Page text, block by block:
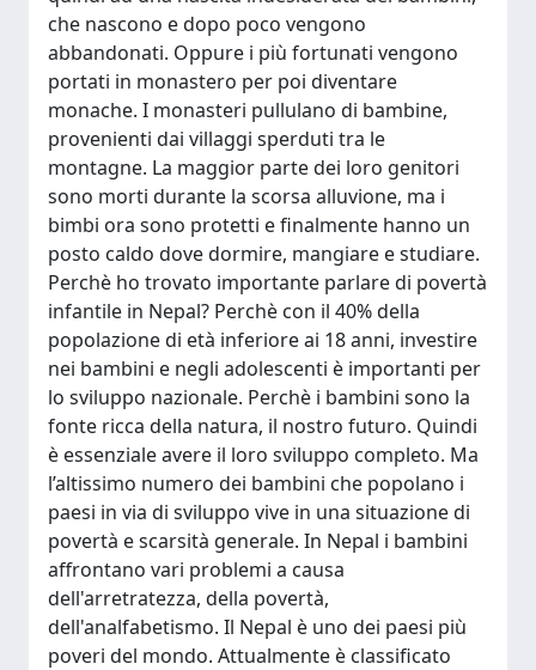
che nascono e dopo poco vengono
abbandonati. Oppure i più fortunati vengono
portati in monastero per poi diventare
monache. I monasteri pullulano di bambine,
provenienti dai villaggi sperduti tra le
montagne. La maggior parte dei loro genitori
sono morti durante la scorsa alluvione, ma i
bimbi ora sono protetti e finalmente hanno un
posto caldo dove dormire, mangiare e studiare.
Perchè ho trovato importante parlare di povertà
infantile in Nepal? Perchè con il 40% della
popolazione di età inferiore ai 18 anni, investire
nei bambini e negli adolescenti è importanti per
lo sviluppo nazionale. Perchè i bambini sono la
fonte ricca della natura, il nostro futuro. Quindi
è essenziale avere il loro sviluppo completo. Ma
l’altissimo numero dei bambini che popolano i
paesi in via di sviluppo vive in una situazione di
povertà e scarsità generale. In Nepal i bambini
affrontano vari problemi a causa
dell'arretratezza, della povertà,
dell'analfabetismo. Il Nepal è uno dei paesi più
poveri del mondo. Attualmente è classificato